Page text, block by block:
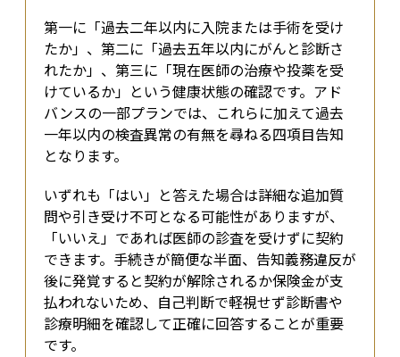
第一に「過去二年以内に入院または手術を受け
たか」、第二に「過去五年以内にがんと診断さ
れたか」、第三に「現在医師の治療や投薬を受
けているか」という健康状態の確認です。アド
バンスの一部プランでは、これらに加えて過去
一年以内の検査異常の有無を尋ねる四項目告知
となります。
いずれも「はい」と答えた場合は詳細な追加質
問や引き受け不可となる可能性がありますが、
「いいえ」であれば医師の診査を受けずに契約
できます。手続きが簡便な半面、告知義務違反が
後に発覚すると契約が解除されるか保険金が支
払われないため、自己判断で軽視せず診断書や
診療明細を確認して正確に回答することが重要
です。